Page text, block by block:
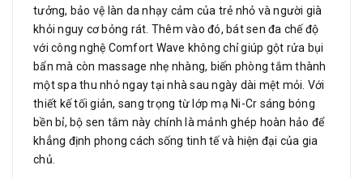
tưởng, bảo vệ làn da nhạy cảm của trẻ nhỏ và người già
khỏi nguy cơ bỏng rát. Thêm vào đó, bát sen đa chế độ
với công nghệ Comfort Wave không chỉ giúp gột rửa bụi
bẩn mà còn massage nhẹ nhàng, biến phòng tắm thành
một spa thu nhỏ ngay tại nhà sau ngày dài mệt mỏi. Với
thiết kế tối giản, sang trọng từ lớp mạ Ni-Cr sáng bóng
bền bỉ, bộ sen tắm này chính là mảnh ghép hoàn hảo để
khẳng định phong cách sống tinh tế và hiện đại của gia
chủ.